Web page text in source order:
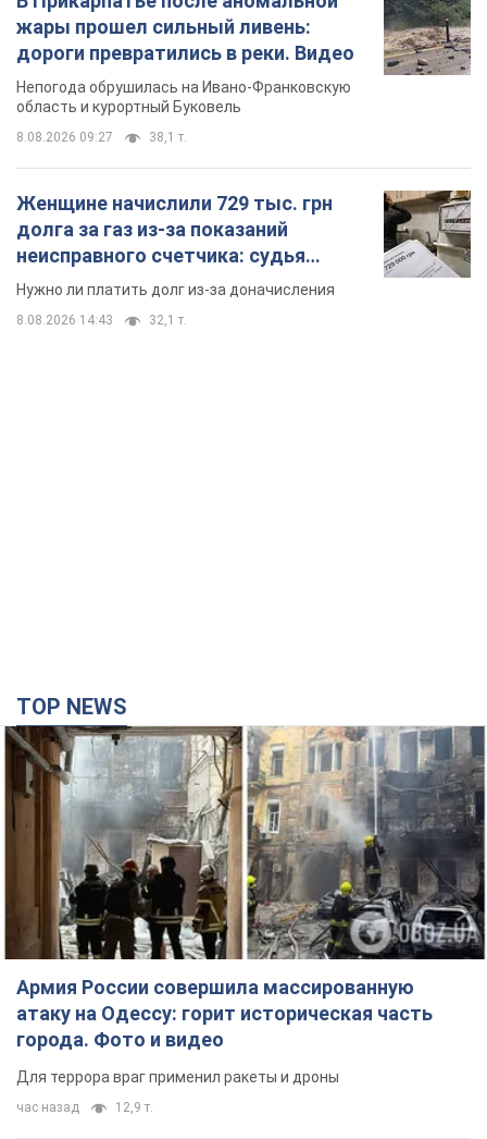
долга за газ из-за показаний
неисправного счетчика: судья
вынес неожиданное решение
8.08.2026 14:43 32,1 т.
Армия России совершила массированную
атаку на Одессу: горит историческая часть
города. Фото и видео
Для террора враг применил ракеты и дроны
час назад 12,9 т.
Россия сосредоточила у Москвы три кольца
ПВО: Зеленский пообещал "находить
технологии" противодействия
Президент заявил, что даже усовершенствованная система
украинских ударов
10 часов назад 86,3 т.